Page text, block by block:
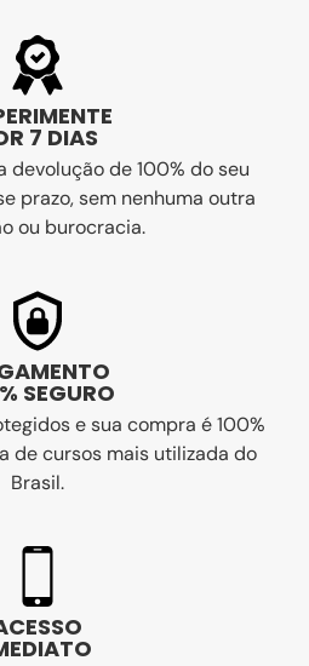
7 DIAS
devolução de 100% do seu
prazo, sem nenhuma outra
ou burocracia.
SEGURO
e sua compra é 100%
de cursos mais utilizada do
Brasil.